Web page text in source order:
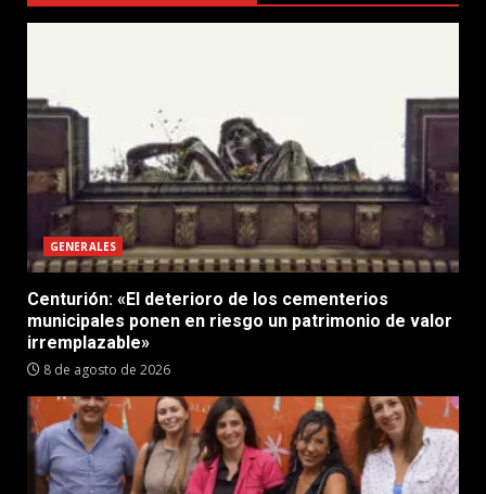
GENERALES
Centurión: «El deterioro de los cementerios
municipales ponen en riesgo un patrimonio de valor
irremplazable»
8 de agosto de 2026